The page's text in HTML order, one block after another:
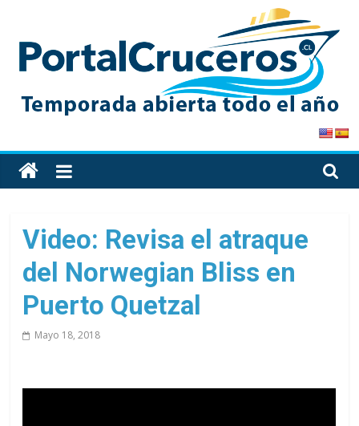
content
PortalCruceros
Toda
la
de
cruceros
en
un
solo
Video: Revisa el atraque
del Norwegian Bliss en
Puerto Quetzal
Mayo 18, 2018